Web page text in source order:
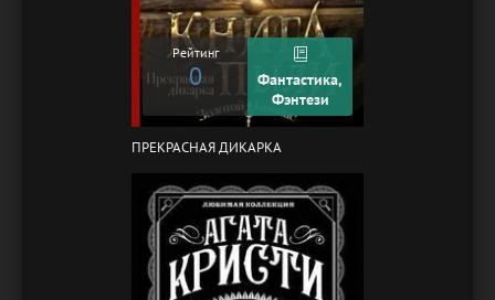
Рейтинг
0
Фантастика,
Фэнтези
ПРЕКРАСНАЯ ДИКАРКА